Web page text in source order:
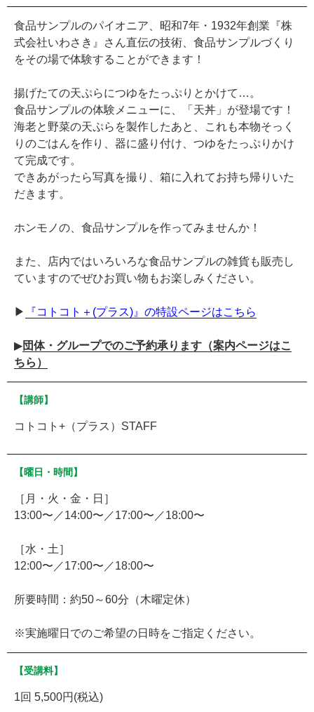
食品サンプルのパイオニア、昭和7年・1932年創業『株
式会社いわさき』さん直伝の技術、食品サンプルづくり
をその場で体験することができます！
揚げたての天ぷらにつゆをたっぷりとかけて…。
食品サンプルの体験メニューに、「天丼」が登場です！
海老と野菜の天ぷらを製作したあと、これも本物そっく
りのごはんを作り、器に盛り付け、つゆをたっぷりかけ
て完成です。
できあがったら写真を撮り、箱に入れてお持ち帰りいた
だきます。
ホンモノの、食品サンプルを作ってみませんか！
また、店内ではいろいろな食品サンプルの雑貨も販売し
ていますのでぜひお買い物もお楽しみください。
▶︎ 『コトコト＋(プラス)』の特設ページはこちら
▶︎団体・グループでのご予約承ります（案内ページはこ
ちら）
【講師】
コトコト+（プラス）STAFF
【曜日・時間】
［月・火・金・日］
13:00〜／14:00〜／17:00〜／18:00〜
［水・土］
12:00〜／17:00〜／18:00〜
所要時間：約50～60分（木曜定休）
※実施曜日でのご希望の日時をご指定ください。
【受講料】
1回 5,500円(税込)